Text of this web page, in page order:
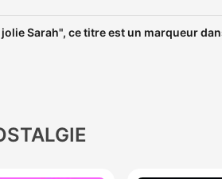
Sarah", ce titre est un marqueur